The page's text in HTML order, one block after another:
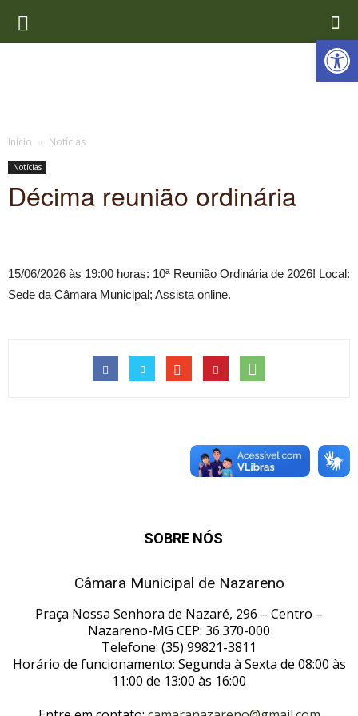
Inicio Notícias
Notícias
Décima reunião ordinária
15/06/2026 às 19:00 horas: 10ª Reunião Ordinária de 2026! Local:
Sede da Câmara Municipal; Assista online.
SOBRE NÓS
Câmara Municipal de Nazareno
Praça Nossa Senhora de Nazaré, 296 – Centro –
Nazareno-MG CEP: 36.370-000
Telefone: (35) 99821-3811
Horário de funcionamento: Segunda à Sexta de 08:00 às
11:00 de 13:00 às 16:00